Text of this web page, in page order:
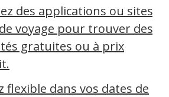
des applications ou sites
voyage pour trouver des
gratuites ou à prix
flexible dans vos dates de